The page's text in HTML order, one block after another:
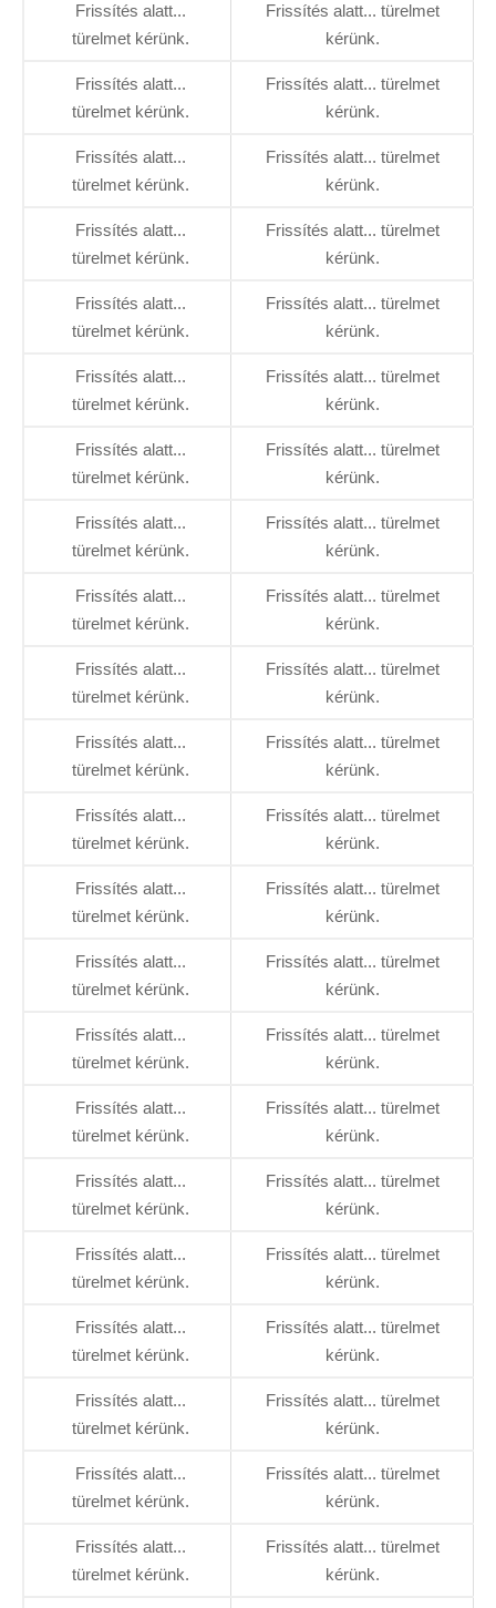
Frissítés alatt...
türelmet kérünk.
Frissítés alatt... türelmet
kérünk.
Frissítés alatt...
türelmet kérünk.
Frissítés alatt... türelmet
kérünk.
Frissítés alatt...
türelmet kérünk.
Frissítés alatt... türelmet
kérünk.
Frissítés alatt...
türelmet kérünk.
Frissítés alatt... türelmet
kérünk.
Frissítés alatt...
türelmet kérünk.
Frissítés alatt... türelmet
kérünk.
Frissítés alatt...
türelmet kérünk.
Frissítés alatt... türelmet
kérünk.
Frissítés alatt...
türelmet kérünk.
Frissítés alatt... türelmet
kérünk.
Frissítés alatt...
türelmet kérünk.
Frissítés alatt... türelmet
kérünk.
Frissítés alatt...
türelmet kérünk.
Frissítés alatt... türelmet
kérünk.
Frissítés alatt...
türelmet kérünk.
Frissítés alatt... türelmet
kérünk.
Frissítés alatt...
türelmet kérünk.
Frissítés alatt... türelmet
kérünk.
Frissítés alatt...
türelmet kérünk.
Frissítés alatt... türelmet
kérünk.
Frissítés alatt...
türelmet kérünk.
Frissítés alatt... türelmet
kérünk.
Frissítés alatt...
türelmet kérünk.
Frissítés alatt... türelmet
kérünk.
Frissítés alatt...
türelmet kérünk.
Frissítés alatt... türelmet
kérünk.
Frissítés alatt...
türelmet kérünk.
Frissítés alatt... türelmet
kérünk.
Frissítés alatt...
türelmet kérünk.
Frissítés alatt... türelmet
kérünk.
Frissítés alatt...
türelmet kérünk.
Frissítés alatt... türelmet
kérünk.
Frissítés alatt...
türelmet kérünk.
Frissítés alatt... türelmet
kérünk.
Frissítés alatt...
türelmet kérünk.
Frissítés alatt... türelmet
kérünk.
Frissítés alatt...
türelmet kérünk.
Frissítés alatt... türelmet
kérünk.
Frissítés alatt...
türelmet kérünk.
Frissítés alatt... türelmet
kérünk.